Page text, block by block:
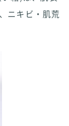
ニキビ・肌荒